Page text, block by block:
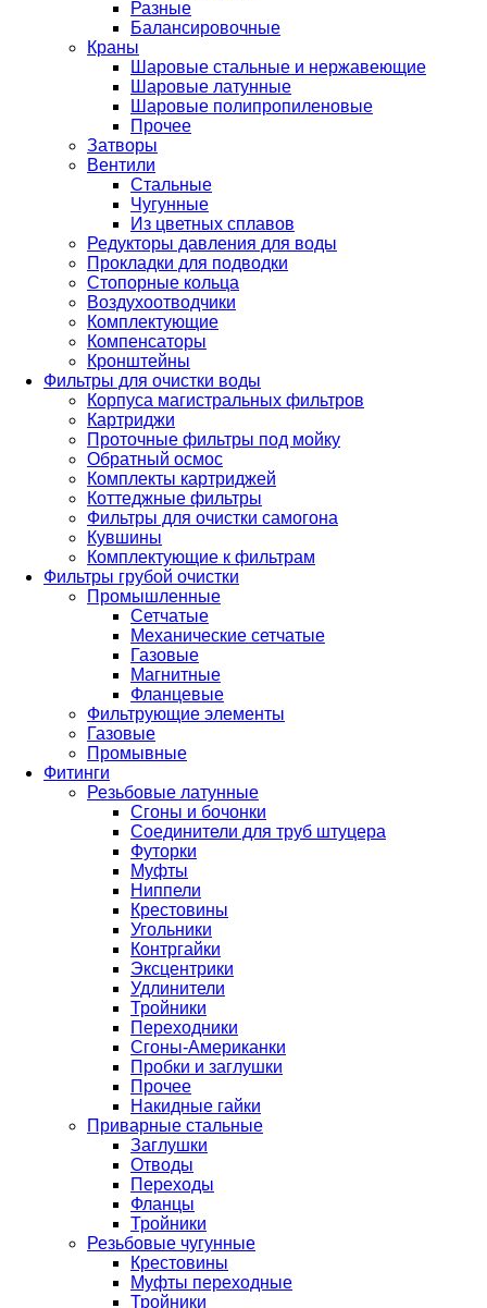
Разные
Балансировочные
Краны
Шаровые стальные и нержавеющие
Шаровые латунные
Шаровые полипропиленовые
Прочее
Затворы
Вентили
Стальные
Чугунные
Из цветных сплавов
Редукторы давления для воды
Прокладки для подводки
Стопорные кольца
Воздухоотводчики
Комплектующие
Компенсаторы
Кронштейны
Фильтры для очистки воды
Корпуса магистральных фильтров
Картриджи
Проточные фильтры под мойку
Обратный осмос
Комплекты картриджей
Коттеджные фильтры
Фильтры для очистки самогона
Кувшины
Комплектующие к фильтрам
Фильтры грубой очистки
Промышленные
Сетчатые
Механические сетчатые
Газовые
Магнитные
Фланцевые
Фильтрующие элементы
Газовые
Промывные
Фитинги
Резьбовые латунные
Сгоны и бочонки
Соединители для труб штуцера
Футорки
Муфты
Ниппели
Крестовины
Угольники
Контргайки
Эксцентрики
Удлинители
Тройники
Переходники
Сгоны-Американки
Пробки и заглушки
Прочее
Накидные гайки
Приварные стальные
Заглушки
Отводы
Переходы
Фланцы
Тройники
Резьбовые чугунные
Крестовины
Муфты переходные
Тройники